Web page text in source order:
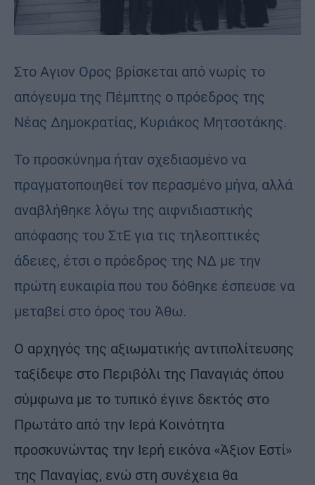
Στο Αγιον Ορος βρίσκεται από νωρίς το
απόγευμα της Πέμπτης ο πρόεδρος της
Νέας Δημοκρατίας, Κυριάκος Μητσοτάκης.
Το προσκύνημα ήταν σχεδιασμένο να
πραγματοποιηθεί τον περασμένο μήνα, αλλά
αναβλήθηκε λόγω της αιφνιδιαστικής
απόφασης του ΣτΕ για τις τηλεοπτικές
άδειες, έτσι ο πρόεδρος της ΝΔ με την
πρώτη ευκαιρία που του δόθηκε έσπευσε να
μεταβεί στο όρος του Άθω.
Ο αρχηγός της αξιωματικής αντιπολίτευσης
ταξίδεψε στο Περιβόλι της Παναγιάς όπου
σύμφωνα με το τυπικό έγινε δεκτός στο
Πρωτάτο από την Ιερά Κοινότητα
προσκυνώντας την Ιερή εικόνα «Άξιον Εστί»
της Παναγίας, ενώ στη συνέχεια θα